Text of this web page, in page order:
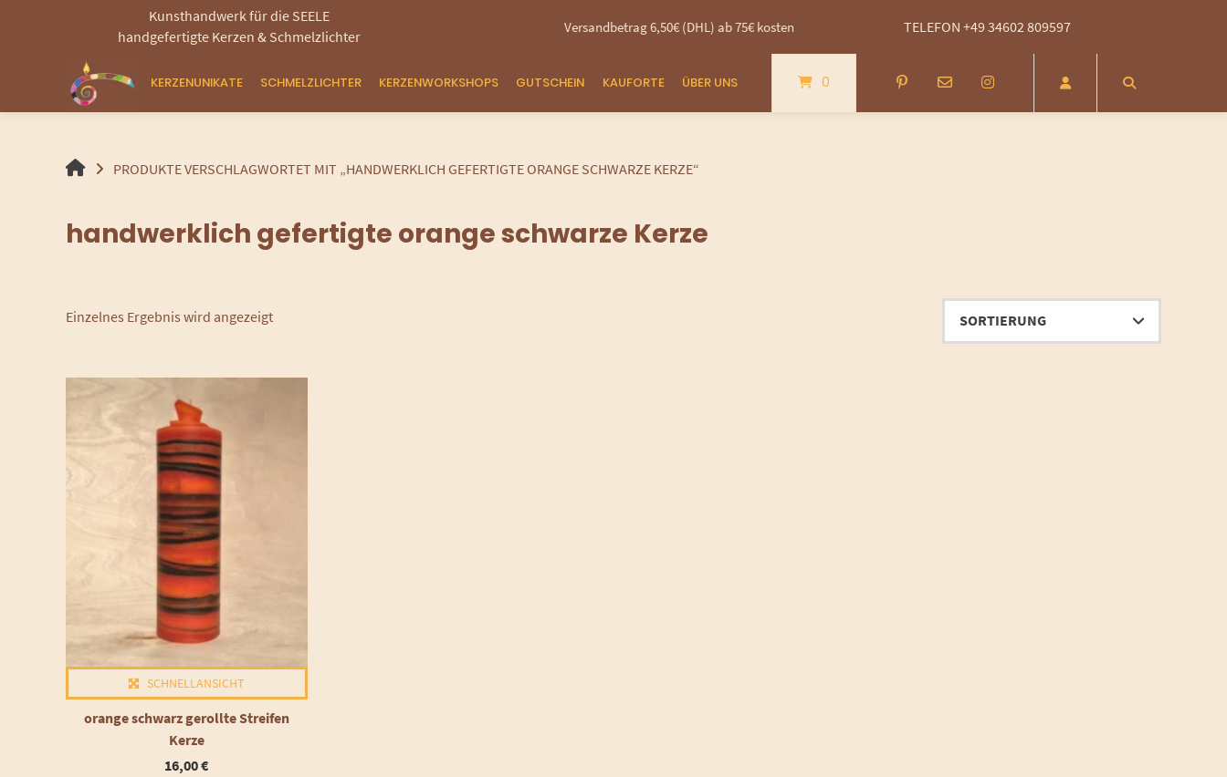
Kunsthandwerk für die SEELE
handgefertigte Kerzen & Schmelzlichter
Versandbetrag 6,50€ (DHL) ab 75€ kostenfrei - 14 Tage Rückgabezeit - kostenlose Rücksendung innerhalb von DEU (DHL)
TELEFON +49 34602 809597
KERZENUNIKATE SCHMELZLICHTER KERZENWORKSHOPS GUTSCHEIN KAUFORTE ÜBER UNS 0
HANDGEMACHTE
UND
PRODUKTE VERSCHLAGWORTET MIT „HANDWERKLICH GEFERTIGTE ORANGE SCHWARZE KERZE“
handwerklich gefertigte orange schwarze Kerze
Einzelnes Ergebnis wird angezeigt
SCHNELLANSICHT
orange schwarz gerollte Streifen
Kerze
16,00€